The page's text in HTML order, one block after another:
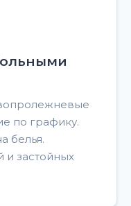
по графику.
белья.
застойных